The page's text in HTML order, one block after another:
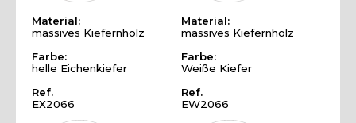
Material:
massives Kiefernholz
Farbe:
helle Eichenkiefer
Ref.
EX2066
Material:
massives Kiefernholz
Farbe:
Weiße Kiefer
Ref.
EW2066